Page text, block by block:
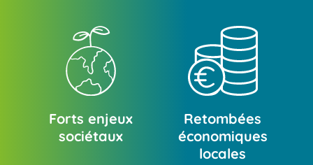
Forts enjeux
sociétaux
Retombées
économiques
locales